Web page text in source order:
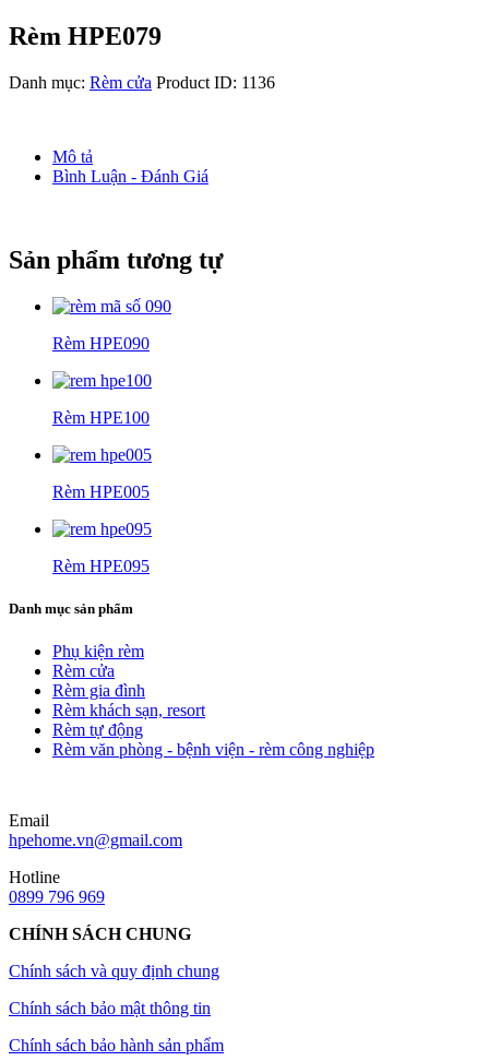
Rèm HPE079
Danh mục: Rèm cửa Product ID: 1136
Mô tả
Bình Luận - Đánh Giá
Sản phẩm tương tự
Rèm HPE090
Rèm HPE100
Rèm HPE005
Rèm HPE095
Danh mục sản phẩm
Phụ kiện rèm
Rèm cửa
Rèm gia đình
Rèm khách sạn, resort
Rèm tự động
Rèm văn phòng - bệnh viện - rèm công nghiệp
Email
hpehome.vn@gmail.com
Hotline
0899 796 969
CHÍNH SÁCH CHUNG
Chính sách và quy định chung
Chính sách bảo mật thông tin
Chính sách bảo hành sản phẩm